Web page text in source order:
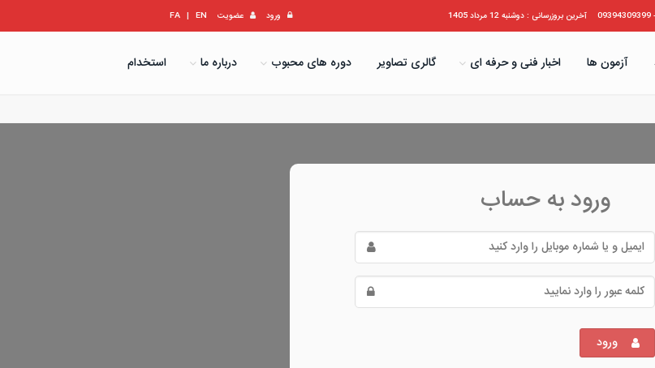
آخرین بروزرسانی : دوشنبه 12 مرداد 1405 ورود عضویت EN
|
FA
آزمون ها اخبار فنی و حرفه ای گالری تصاویر دوره های محبوب درباره ما استخدام
ورود به حساب
ورود